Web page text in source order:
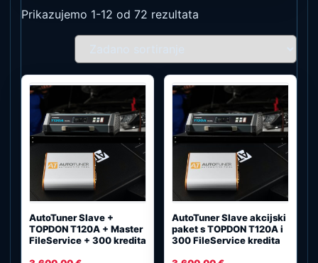
Prikazujemo 1-12 od 72 rezultata
AutoTuner Slave +
TOPDON T120A + Master
FileService + 300 kredita
AutoTuner Slave akcijski
paket s TOPDON T120A i
300 FileService kredita